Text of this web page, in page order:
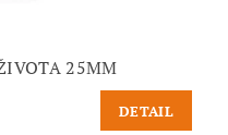
25MM
DETAIL